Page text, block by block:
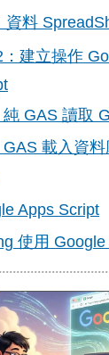
資料
建立操作
GAS 讀取
載入資
Apps Script
使用